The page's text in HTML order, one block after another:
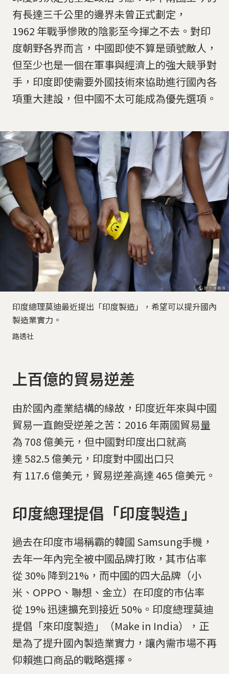
有長達三千公里的邊界未曾正式劃定，
1962 年戰爭慘敗的陰影至今揮之不去。對印
度朝野各界而言，中國即使不算是頭號敵人，
但至少也是一個在軍事與經濟上的強大競爭對
手，印度即使需要外國技術來協助進行國內各
項重大建設，但中國不太可能成為優先選項。
印度總理莫迪最近提出「印度製造」，希望可以提升國內
製造業實力。
路透社
上百億的貿易逆差
由於國內產業結構的緣故，印度近年來與中國
貿易一直飽受逆差之苦：2016 年兩國貿易量
為 708 億美元，但中國對印度出口就高
達 582.5 億美元，印度對中國出口只
有 117.6 億美元，貿易逆差高達 465 億美元。
印度總理提倡「印度製造」
過去在印度市場稱霸的韓國 Samsung手機，
去年一年內完全被中國品牌打敗，其市佔率
從 30% 降到21%，而中國的四大品牌（小
米、OPPO、聯想、金立）在印度的市佔率
從 19% 迅速擴充到接近 50%。印度總理莫迪
提倡「來印度製造」（Make in India），正
是為了提升國內製造業實力，讓內需市場不再
仰賴進口商品的戰略選擇。